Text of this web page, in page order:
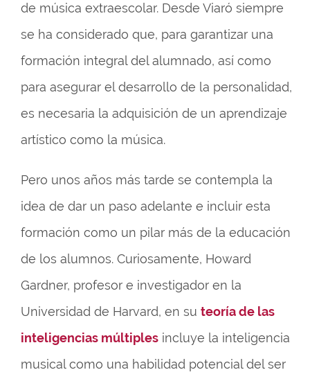
de música extraescolar. Desde Viaró siempre
se ha considerado que, para garantizar una
formación integral del alumnado, así como
para asegurar el desarrollo de la personalidad,
es necesaria la adquisición de un aprendizaje
artístico como la música.
Pero unos años más tarde se contempla la
idea de dar un paso adelante e incluir esta
formación como un pilar más de la educación
de los alumnos. Curiosamente, Howard
Gardner, profesor e investigador en la
Universidad de Harvard, en su teoría de las
inteligencias múltiples incluye la inteligencia
musical como una habilidad potencial del ser